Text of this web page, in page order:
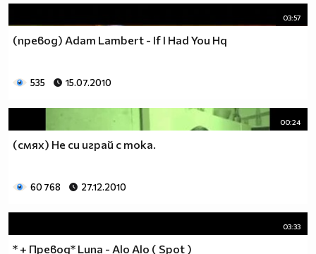
03:57
(превод) Adam Lambert - If I Had You Hq
535 15.07.2010
00:24
(смях) Не си играй с тока.
60 768 27.12.2010
03:33
* + Превод* Luna - Alo Alo ( Spot )